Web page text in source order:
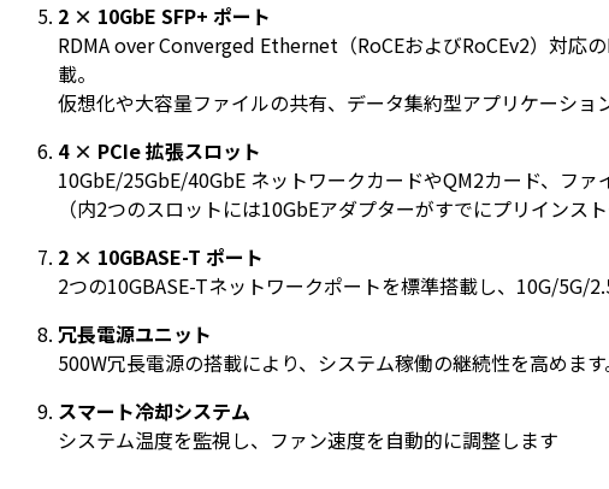
2 × 10GbE SFP+ ポート
RDMA over Converged Ethernet（RoCEおよびRoCEv2）対
載。
仮想化や大容量ファイルの共有、データ集約型アプリケーショ
4 × PCIe 拡張スロット
10GbE/25GbE/40GbE ネットワークカードやQM2カード、フ
（内2つのスロットには10​​GbEアダプターがすでにプリインス
2 × 10GBASE-T ポート
2つの10GBASE-Tネットワークポートを標準搭載し、10G/5G/
冗長電源ユニット
500W冗長電源の搭載により、システム稼働の継続性を高めます
スマート冷却システム
システム温度を監視し、ファン速度を自動的に調整します